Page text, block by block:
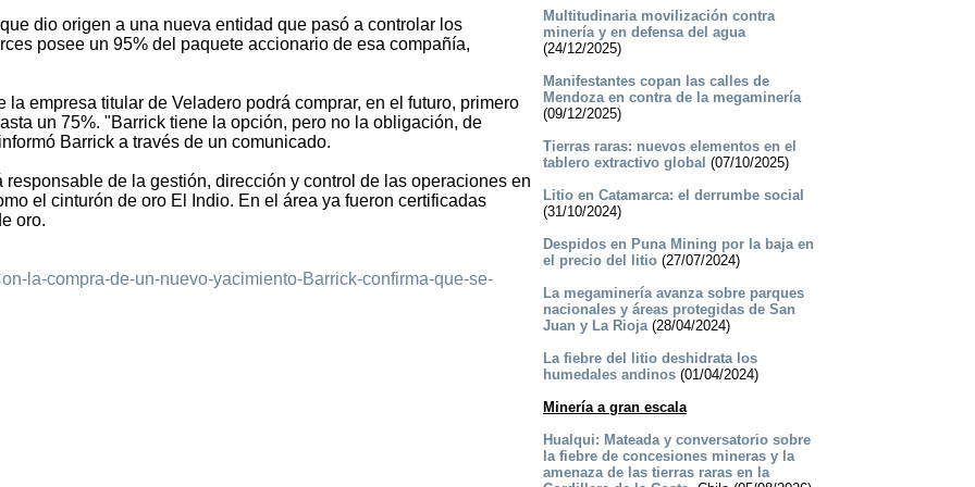
dio origen a una nueva entidad que pasó a controlar los
posee un 95% del paquete accionario de esa compañía,
empresa titular de Veladero podrá comprar, en el futuro, primero
un 75%. "Barrick tiene la opción, pero no la obligación, de
Barrick a través de un comunicado.
de la gestión, dirección y control de las operaciones en
el cinturón de oro El Indio. En el área ya fueron certificadas
oro.
la-compra-de-un-nuevo-yacimiento-Barrick-confirma-que-se-
Multitudinaria movilización contra
minería y en defensa del agua
(24/12/2025)
Manifestantes copan las calles de
Mendoza en contra de la megaminería
(09/12/2025)
Tierras raras: nuevos elementos en el
tablero extractivo global (07/10/2025)
Litio en Catamarca: el derrumbe social
(31/10/2024)
Despidos en Puna Mining por la baja en
el precio del litio(27/07/2024)
La megaminería avanza sobre parques
nacionales y áreas protegidas de San
Juan y La Rioja(28/04/2024)
La fiebre del litio deshidrata los
humedales andinos(01/04/2024)
Minería a gran escala
Hualqui: Mateada y conversatorio sobre
la fiebre de concesiones mineras y la
amenaza de las tierras raras en la